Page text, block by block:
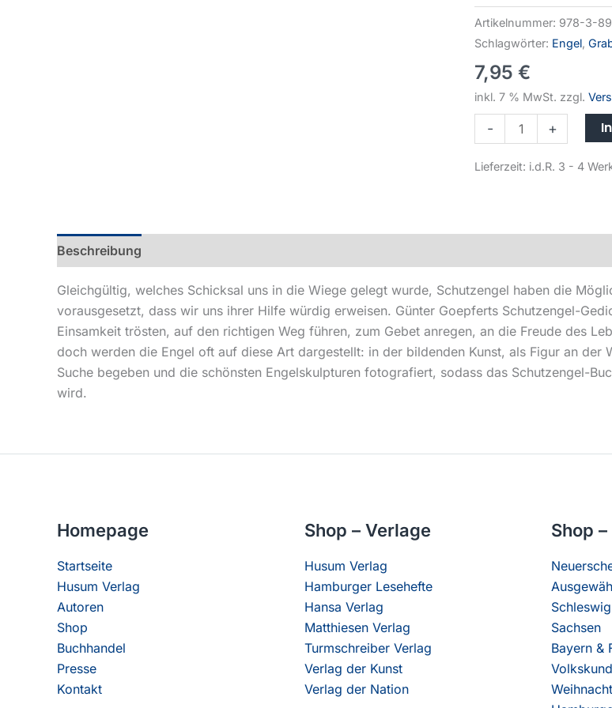
Artikelnummer: 978-3-
Schlagwörter: Engel,
7,95 €
inkl. 7 % MwSt. zzgl.
- +
Lieferzeit: i.d.R. 3 - 4
Beschreibung
Gleichgültig, welches Schicksal uns in die Wiege gelegt wurde, Schutzengel haben die
vorausgesetzt, dass wir uns ihrer Hilfe würdig erweisen. Günter Goepferts Schutzengel-
Einsamkeit trösten, auf den richtigen Weg führen, zum Gebet anregen, an die Freude des
doch werden die Engel oft auf diese Art dargestellt: in der bildenden Kunst, als Figur an
Suche begeben und die schönsten Engelskulpturen fotografiert, sodass das Schutzengel-
wird.
Homepage
Startseite
Husum Verlag
Autoren
Shop
Buchhandel
Presse
Kontakt
Shop – Verlage
Husum Verlag
Hamburger Lesehefte
Hansa Verlag
Matthiesen Verlag
Turmschreiber Verlag
Verlag der Kunst
Verlag der Nation
Shop
Sachsen
Bayern &